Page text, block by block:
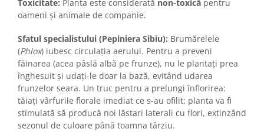
Toxicitate: Planta este considerată non-toxică pentru
oameni și animale de companie.
Sfatul specialistului (Pepiniera Sibiu): Brumărelele
(Phlox) iubesc circulația aerului. Pentru a preveni
făinarea (acea pâslă albă pe frunze), nu le plantați prea
înghesuit și udați-le doar la bază, evitând udarea
frunzelor seara. Un truc pentru a prelungi înflorirea:
tăiați vârfurile florale imediat ce s-au ofilit; planta va fi
stimulată să producă noi lăstari laterali cu flori, extinzând
sezonul de culoare până toamna târziu.